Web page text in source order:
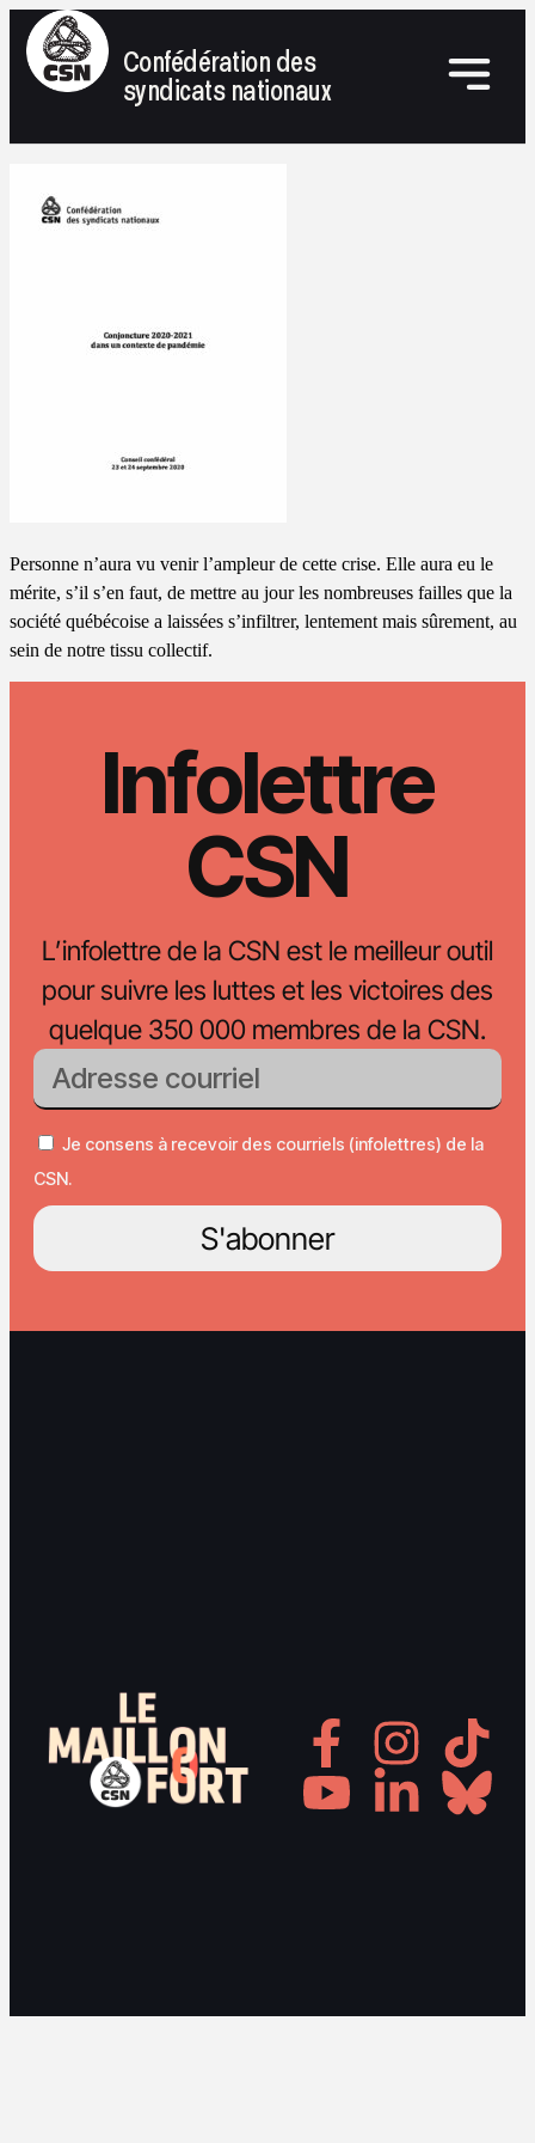
Confédération des
syndicats nationaux
Personne n’aura vu venir l’ampleur de cette crise. Elle aura eu le
mérite, s’il s’en faut, de mettre au jour les nombreuses failles que la
société québécoise a laissées s’infiltrer, lentement mais sûrement, au
sein de notre tissu collectif.
Infolettre
CSN
L’infolettre de la CSN est le meilleur outil
pour suivre les luttes et les victoires des
quelque 350 000 membres de la CSN.
Je consens à recevoir des courriels (infolettres) de la
CSN.
S'abonner